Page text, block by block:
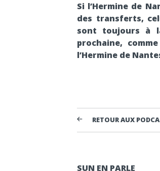
Si l’Hermine de
des transferts,
sont toujours à
prochaine,
l’Hermine de
RETOUR AUX
SUN EN PARLE